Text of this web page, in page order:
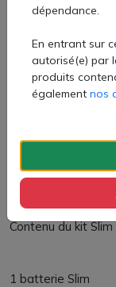
est fournie dans
fourni dans le
séparément) pour
Vaptio est à
saveurs !
Le pod Slim
avec 5 coloris
Contenu du kit Slim
1 batterie Slim
dépendance.
En entrant sur
autorisé(e) par
produits
également nos